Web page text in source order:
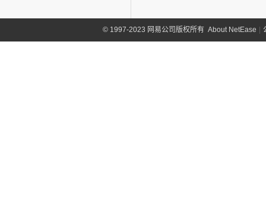
©1997-2023 网易公司版权所有 About NetEase